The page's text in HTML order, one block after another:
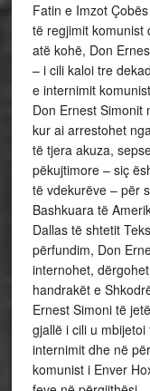
Fatin e Imzot
të regjimit komunist
atë kohë, Don
– i cili kaloi tre
e internimit
Don Ernest Simonit
kur ai arrestohet
të tjera akuza,
pëkujtimore – siç
të vdekurëve – për
Bashkuara të
Dallas të shtetit
përfundim, Don
internohet,
handrakët e
Ernest Simoni të
gjallë i cili u
internimit dhe në
komunist i Enver